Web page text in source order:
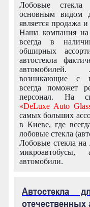
Лобовые
основным видом
является продажа и
Наша компания на
всегда в
обширных
автостекла
возникающие с
всегда поможет
персонал. На
«DeLuxe Auto
самых больших
в Киеве, где
лобовые стекла
Лобовые стекла на
микроавтобусы,
автомобили.
Автостекла
отечественных